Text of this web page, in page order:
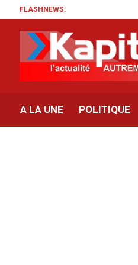
FLASHNEWS:
A LA UNE POLITIQUE